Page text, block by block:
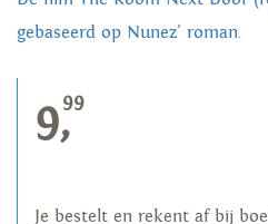
gebaseerd op Nunez' roman.
9,99
Je bestelt en rekent af bij